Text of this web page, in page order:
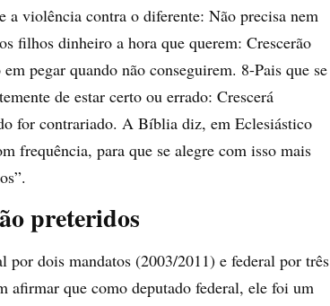
a violência contra o diferente: Não precisa nem
filhos dinheiro a hora que querem: Crescerão
pegar quando não conseguirem. 8-Pais que se
de estar certo ou errado: Crescerá
for contrariado. A Bíblia diz, em Eclesiástico
frequência, para que se alegre com isso mais
preteridos
por dois mandatos (2003/2011) e federal por três
afirmar que como deputado federal, ele foi um